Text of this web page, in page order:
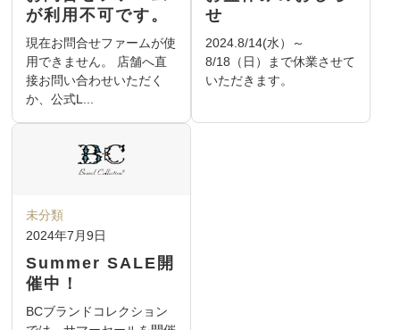
が利用不可です。
現在お問合せファームが使
用できません。 店舗へ直
接お問い合わせいただく
か、公式L...
せ
2024.8/14(水）～
8/18（日）まで休業させて
いただきます。
Summer SALE開
催中！
未分類
2024年7月9日
BCブランドコレクション